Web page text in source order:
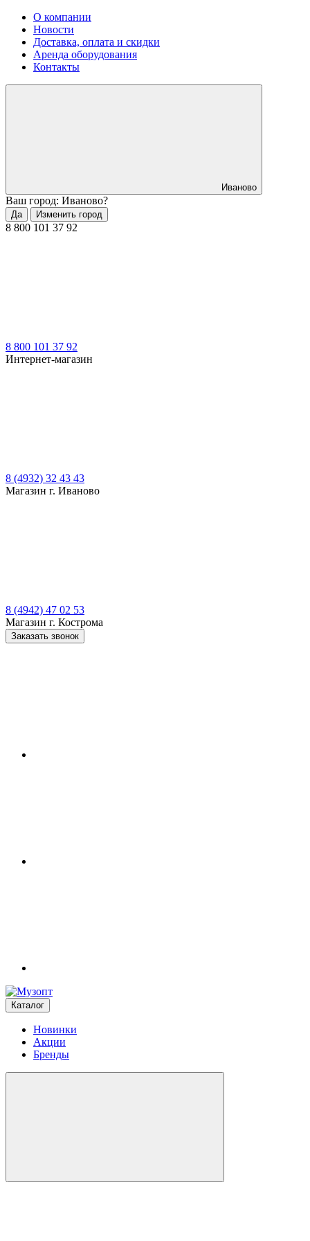
О компании
Новости
Доставка, оплата и скидки
Аренда оборудования
Контакты
Иваново
Ваш город: Иваново?
Да Изменить город
8 800 101 37 92
8 800 101 37 92
Интернет-магазин
8 (4932) 32 43 43
Магазин г. Иваново
8 (4942) 47 02 53
Магазин г. Кострома
Заказать звонок
Каталог
Новинки
Акции
Бренды